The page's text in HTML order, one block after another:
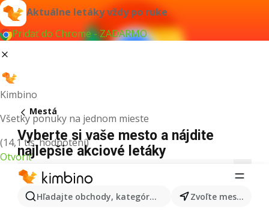
Aktuálne letáky vždy po ruke
Pridať do Chrome - ZADARMO
Kimbino
Všetky ponuky na jednom mieste
(14,1 tis. hodnotení)
Otvoriť
Hľadajte obchody, kategórie, produkty... Zvoľte mesto
Mestá
Vyberte si vaše mesto a nájdite
najlepšie akciové letáky
B C D
M
N P R S T V Z